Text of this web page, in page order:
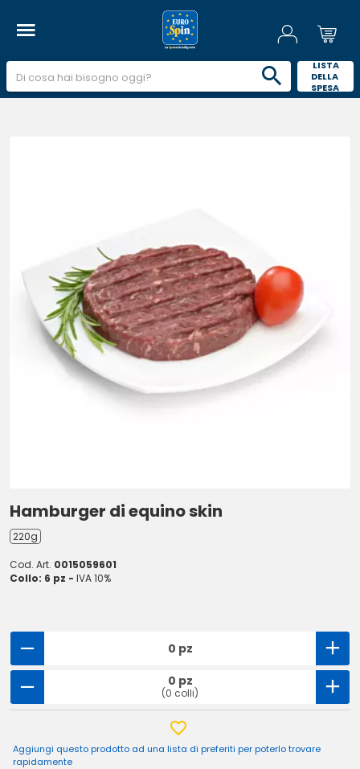
LISTA
DELLA
SPESA
Hamburger di equino skin
220g
Cod. Art. 0015059601
Collo: 6 pz - IVA 10%
0 pz
0 pz
(0 colli)
Aggiungi questo prodotto ad una lista di preferiti per poterlo trovare
rapidamente